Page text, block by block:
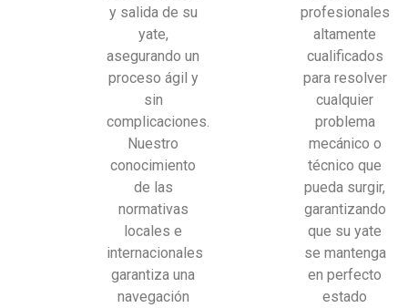
y salida de su
yate,
asegurando un
proceso ágil y
sin
complicaciones.
Nuestro
conocimiento
de las
normativas
locales e
internacionales
garantiza una
navegación
profesionales
altamente
cualificados
para resolver
cualquier
problema
mecánico o
técnico que
pueda surgir,
garantizando
que su yate
se mantenga
en perfecto
estado